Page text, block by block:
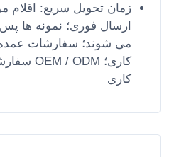
صفحه نمایش LED هولوگرافی
صفحه مشبک LED
زمان تحویل سریع: اقلام
ارسال فوری؛ نمونه ها
کاری